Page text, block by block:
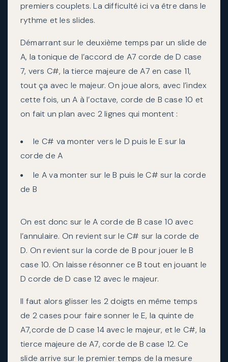
premiers couplets. La difficulté ici va être dans le
rythme et les slides.
Démarrant sur le deuxième temps par un slide de
A, la tonique de l’accord de A7 corde de D case
7, vers C#, la tierce majeure de A7 en case 11,
tout ça avec le majeur. On joue alors, avec l’index
cette fois, un A à l’octave, corde de B case 10 et
on fait un plan avec 2 lignes qui montent :
le C# va monter vers le D puis le E sur la
corde de A
le A va monter sur le B puis le C# sur la corde
de B
On est donc sur le A corde de B case 10 avec
l’annulaire. On revient sur le C# sur la corde de
D. On revient sur la corde de B pour jouer le B
case 10. On laisse résonner ce B tout en jouant le
D corde de D case 12 avec le majeur.
Il faut alors glisser les 2 doigts en même temps
de 2 cases pour faire sonner le E, la quinte de
A7,corde de D case 14 avec le majeur, et le C#, la
tierce majeure de A7, corde de B case 12. Ce
slide arrive sur le premier temps de la mesure